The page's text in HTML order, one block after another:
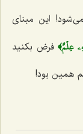
این مبنای
عِلۡمٌ﴾فرض بکنید
همین بود!